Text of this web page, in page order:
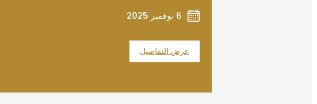
6 نوفمبر 2025
عرض التفاصيل